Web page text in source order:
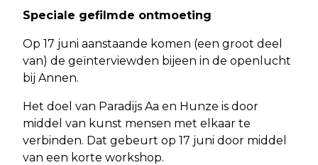
Speciale gefilmde ontmoeting
Op 17 juni aanstaande komen (een groot deel
van) de geïnterviewden bijeen in de openlucht
bij Annen.
Het doel van Paradijs Aa en Hunze is door
middel van kunst mensen met elkaar te
verbinden. Dat gebeurt op 17 juni door middel
van een korte workshop.